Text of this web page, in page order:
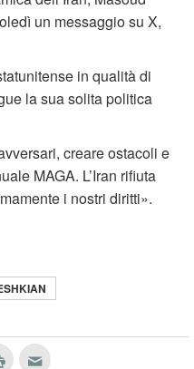
un messaggio su X,
in qualità di
la sua solita politica
creare ostacoli e
MAGA. L’Iran rifiuta
i nostri diritti».